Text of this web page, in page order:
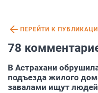
ПЕРЕЙТИ К
78
В Астрахани
подъезда жилого
завалами ищут людей